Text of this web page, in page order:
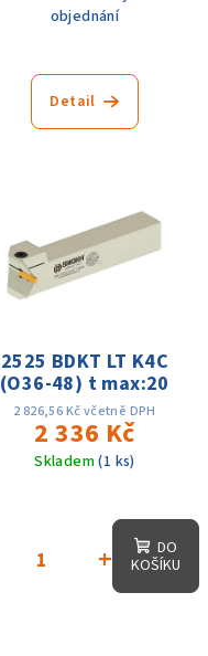
objednání
Detail
2525 BDKT LT K4C
(O36-48) t max:20
2 826,56 Kč včetně DPH
2 336 Kč
Skladem(1 ks)
+
DO
KOŠÍKU